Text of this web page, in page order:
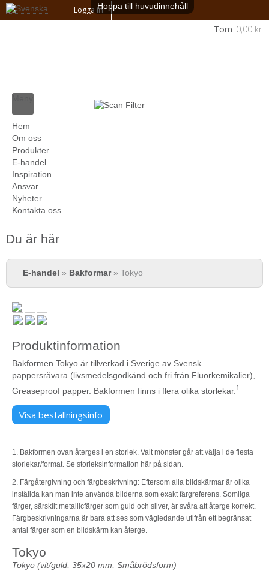
Hoppa till huvudinnehåll
Logga in
Tom 0,00 kr
Hem
Om oss
Produkter
E-handel
Inspiration
Ansvar
Nyheter
Kontakta oss
Du är här
E-handel » Bakformar» Tokyo
Produktinformation
Bakformen Tokyo är tillverkad i Sverige av Svensk
pappersråvara (livsmedelsgodkänd och fri från Fluorkemikalier),
Greaseproof papper. Bakformen finns i flera olika storlekar. 1
Visa beställningsinfo
1. Bakformen ovan återges i en storlek. Valt mönster går att välja i de flesta
storlekar/format. Se storleksinformation här på sidan.
2. Färgåtergivning och färgbeskrivning: Eftersom alla bildskärmar är olika
inställda kan man inte använda bilderna som exakt färgreferens. Somliga
färger, särskilt metallicfärger som guld och silver, är svåra att återge korrekt.
Färgbeskrivningarna är bara att ses som vägledande utifrån ett begränsat
antal färger som en bildskärm kan återge.
Tokyo
Tokyo (vit/guld, 35x20 mm, Småbrödsform)